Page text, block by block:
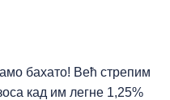
бахато! Већ стрепим
кад им легне 1,25%